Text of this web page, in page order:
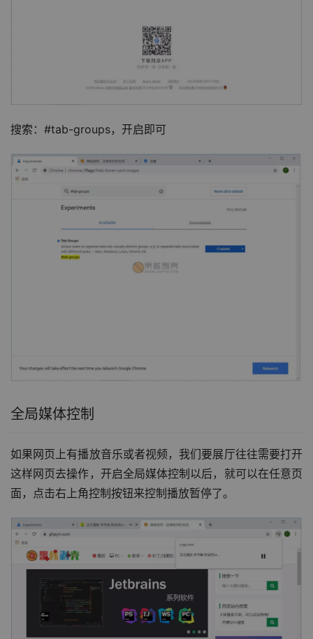
搜索：#tab-groups，开启即可
全局媒体控制
如果网页上有播放音乐或者视频，我们要展厅往往需要打开
这样网页去操作，开启全局媒体控制以后，就可以在任意页
面，点击右上角控制按钮来控制播放暂停了。